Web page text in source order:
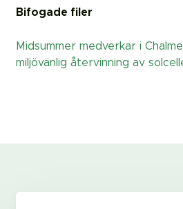
Bifogade filer
Midsummer medverkar i
miljövänlig återvinning av